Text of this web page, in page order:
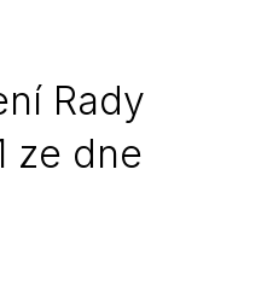
Rady
ze dne